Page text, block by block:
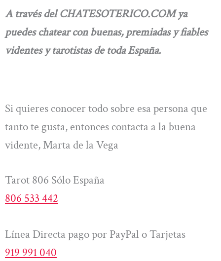
A través del CHATESOTERICO.COM ya
puedes chatear con buenas, premiadas y fiables
videntes y tarotistas de toda España.
Si quieres conocer todo sobre esa persona que
tanto te gusta, entonces contacta a la buena
vidente, Marta de la Vega
Tarot 806 Sólo España
806 533 442
Línea Directa pago por PayPal o Tarjetas
919 991 040